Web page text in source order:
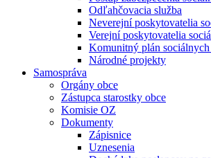
Odľahčovacia služba
Neverejní poskytovatelia
Verejní poskytovatelia
Komunitný plán
Národné projekty
Samospráva
Orgány obce
Zástupca starostky obce
Komisie OZ
Dokumenty
Zápisnice
Uznesenia